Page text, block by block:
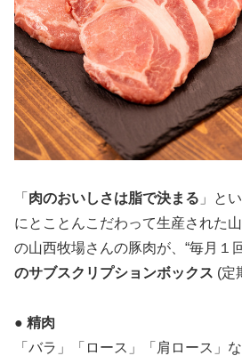
「 肉のおいしさは脂で決まる 」と
にとことんこだわって生産された
の山西牧場さんの豚肉が、“毎月１
のサブスクリプションボックス (定
● 精肉
「バラ」「ロース」「肩ロース」